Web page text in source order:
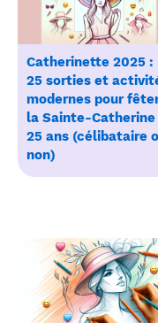
Catherinette 2025 :
25 sorties et
modernes pour
la Sainte-Catherine
25 ans (célibataire
non)